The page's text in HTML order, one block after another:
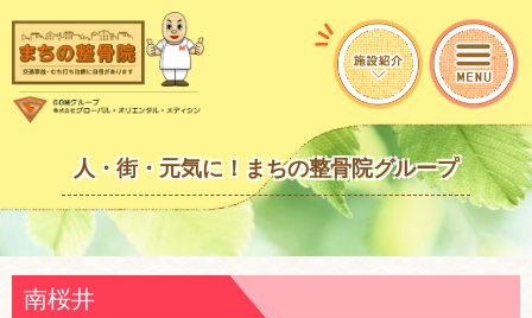
人・街・元気に！まちの整骨院グループ
南桜井